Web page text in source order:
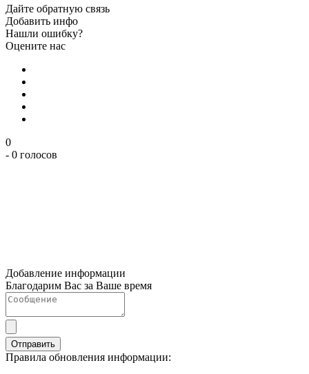
Дайте обратную связь
Добавить инфо
Нашли ошибку?
Оцените нас
0
- 0 голосов
Добавление информации
Благодарим Вас за Ваше время
Отправить
Правила обновления информации: